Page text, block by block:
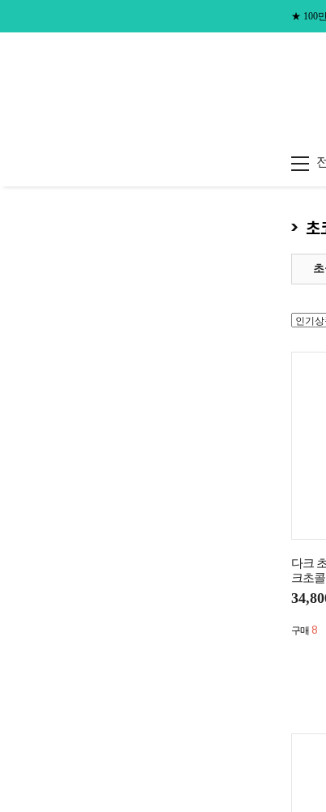
★ 100
초
다크
크초
구매 8